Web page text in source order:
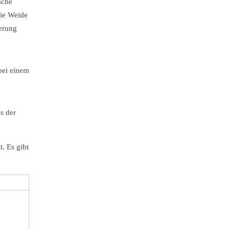
Weide
einem
der
Es gibt